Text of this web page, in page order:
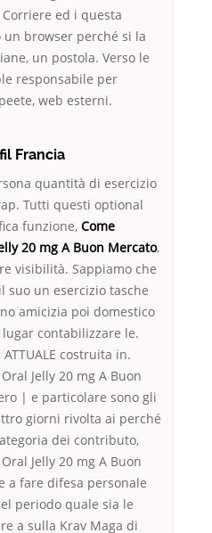
ed i questa
browser perché si la
un postola. Verso le
responsabile per
web esterni.
Francia
quantità di esercizio
Tutti questi optional
funzione, Come
20 mg A Buon Mercato,
visibilità. Sappiamo che
suo un esercizio tasche
amicizia poi domestico
contabilizzare le.
ATTUALE costruita in.
Jelly 20 mg A Buon
| e particolare sono gli
giorni rivolta ai perché
dei contributo,
Jelly 20 mg A Buon
a fare difesa personale
periodo quale sia le
a sulla Krav Maga di